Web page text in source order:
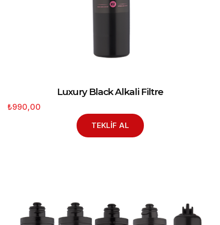
Luxury Black Alkali Filtre
₺990,00
TEKLİF AL